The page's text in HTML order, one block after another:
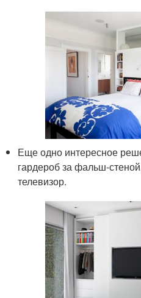
Еще одно интересное
гардероб за фальш-
телевизор.